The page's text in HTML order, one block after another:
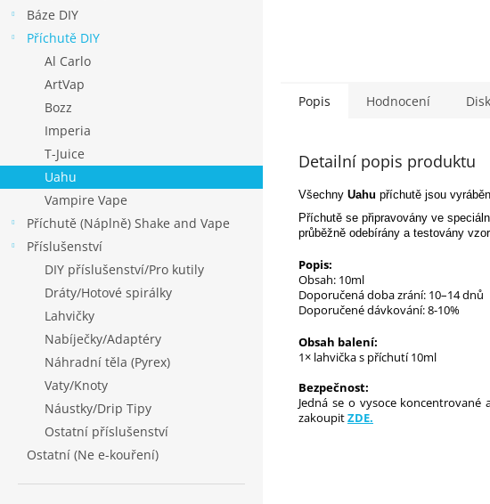
Báze DIY
Příchutě DIY
Al Carlo
ArtVap
Bozz
Imperia
T-Juice
Uahu
Vampire Vape
Příchutě (Náplně) Shake and Vape
Příslušenství
DIY příslušenství/Pro kutily
Dráty/Hotové spirálky
Lahvičky
Nabíječky/Adaptéry
Náhradní těla (Pyrex)
Vaty/Knoty
Náustky/Drip Tipy
Ostatní příslušenství
Ostatní (Ne e-kouření)
Popis Hodnocení
Detailní popis produktu
Všechny Uahu příchutě jsou
Příchutě se připravovány ve
průběžně odebírány a testovány
Popis:
Obsah: 10ml
Doporučená doba zrání: 10–14 dnů
Doporučené dávkování: 8-10%
Obsah balení:
1× lahvička s příchutí 10ml
Bezpečnost:
Jedná se o vysoce
zakoupitZDE.